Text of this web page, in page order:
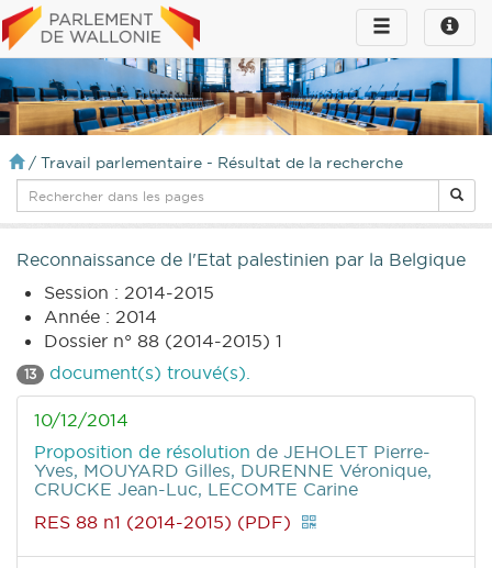
Toggle
infos
Toggle
navigation
/ Travail parlementaire - Résultat de la recherche
Reconnaissance de l'Etat palestinien par la Belgique
Session : 2014-2015
Année : 2014
Dossier n° 88 (2014-2015) 1
13 document(s) trouvé(s).
10/12/2014
Proposition de résolution de JEHOLET Pierre-
Yves, MOUYARD Gilles, DURENNE Véronique,
CRUCKE Jean-Luc, LECOMTE Carine
RES 88 n1 (2014-2015) (PDF)